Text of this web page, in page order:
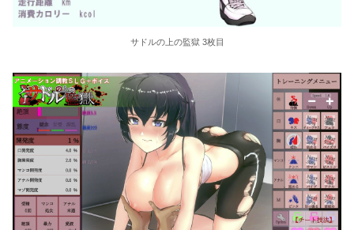
サドルの上の監獄 3枚目